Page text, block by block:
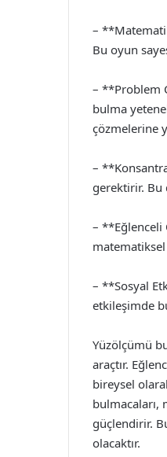
–
Bu oyun
– **Problem
bulma
çözmelerine
–
gerektirir. Bu
– **Eğlenceli
– **Sosyal
etkileşimde
Yüzölçümü
araçtır.
bireysel
bulmacaları,
güçlendirir.
olacaktır.